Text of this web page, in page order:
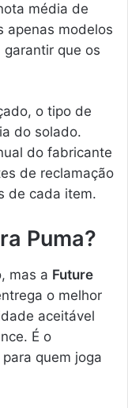
média de
apenas modelos
que os
o tipo de
do solado.
do fabricante
de reclamação
de cada item.
Puma?
mas a Future
o melhor
aceitável
É o
quem joga